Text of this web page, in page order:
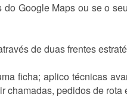
Google Maps ou se o
de duas frentes
ficha; aplico técnicas
chamadas, pedidos de rota